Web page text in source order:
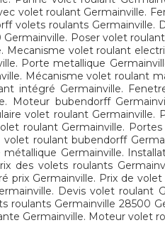
volet roulant Germainville.
volets roulants
Poser volet
Mecanisme volet roulant
Porte metallique
Mécanisme volet roulant
intégré Germainville.
Moteur bubendorff
volet roulant
roulant Germainville.
roulant bubendorff
Germainville.
des volets roulants
prix Germainville. Prix de
Devis volet
roulants Germainville 28500
Germainville. Moteur volet